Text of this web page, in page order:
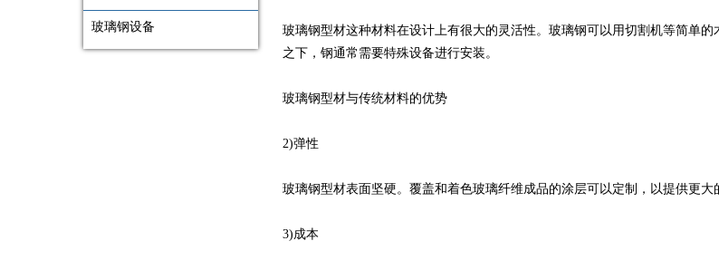
玻璃钢设备
玻璃钢型材这种材料在设计上有很大的灵活性。玻璃钢可以用切割机等简单
之下，钢通常需要特殊设备进行安装。
玻璃钢型材与传统材料的优势
2)弹性
玻璃钢型材表面坚硬。覆盖和着色玻璃纤维成品的涂层可以定制，以提供更大
3)成本